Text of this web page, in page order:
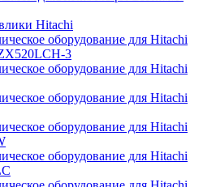
Hitachi
оборудование для Hitachi
3
оборудование для Hitachi
оборудование для Hitachi
оборудование для Hitachi
оборудование для Hitachi